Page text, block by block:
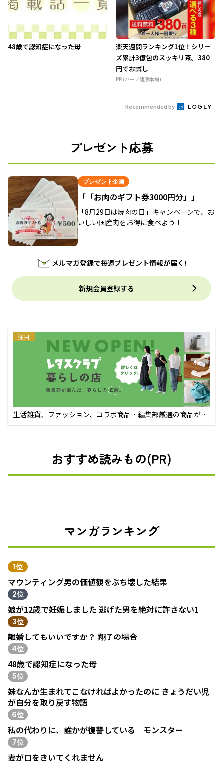
48歳で認知症になった母
楽天週間ランキング1位！シリー
ズ累計3億包のスッキリ茶。380
円でお試し
PR (ハーブ健康本舗)
Recommended by
プレゼント応募
プレゼント企画
「「お肉のギフト券3000円分」」
「8月29日は焼肉の日」キャンペーンで、お
いしい国産肉をお得に食べよう！
メルマガ登録で毎週プレゼント情報が届く!
新規会員登録する
注目
生活雑貨、ファッション、コラボ商品…編集部厳選の商品が買
えるECサイト
おすすめ読みもの(PR)
マンガランキング
1位
マウンティング男の価値観をぶち壊した結果
2位
娘が12歳で妊娠しました 逃げた男を絶対に許さない1
3位
離婚してもいいですか？ 翔子の場合
4位
48歳で認知症になった母
5位
妹なんか生まれてこなければよかったのに きょうだい児
が自分を取り戻す物語
6位
私の代わりに、誰かが復讐している モンスター
7位
妻が口をきいてくれません